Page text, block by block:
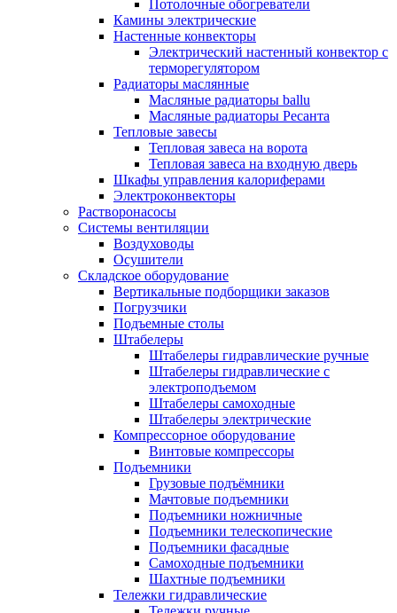
Потолочные обогреватели
Камины электрические
Настенные конвекторы
Электрический настенный конвектор с
терморегулятором
Радиаторы маслянные
Масляные радиаторы ballu
Масляные радиаторы Ресанта
Тепловые завесы
Тепловая завеса на ворота
Тепловая завеса на входную дверь
Шкафы управления калориферами
Электроконвекторы
Растворонасосы
Системы вентиляции
Воздуховоды
Осушители
Складское оборудование
Вертикальные подборщики заказов
Погрузчики
Подъемные столы
Штабелеры
Штабелеры гидравлические ручные
Штабелеры гидравлические с
электроподъемом
Штабелеры самоходные
Штабелеры электрические
Компрессорное оборудование
Винтовые компрессоры
Подъемники
Грузовые подъёмники
Мачтовые подъемники
Подъемники ножничные
Подъемники телескопические
Подъемники фасадные
Самоходные подъемники
Шахтные подъемники
Тележки гидравлические